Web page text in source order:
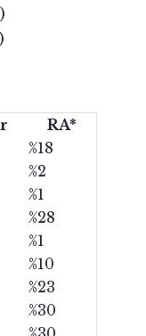
)
RA*
%18
%2
%1
%28
%1
%10
%23
%30